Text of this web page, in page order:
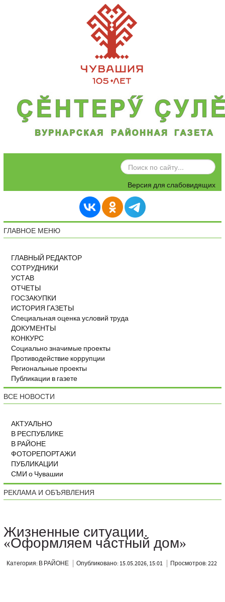
ИСКАТЬ...
Версия для слабовидящих
ГЛАВНОЕ МЕНЮ
ГЛАВНЫЙ РЕДАКТОР
СОТРУДНИКИ
УСТАВ
ОТЧЕТЫ
ГОСЗАКУПКИ
ИСТОРИЯ ГАЗЕТЫ
Специальная оценка условий труда
ДОКУМЕНТЫ
КОНКУРС
Социально значимые проекты
Противодействие коррупции
Региональные проекты
Публикации в газете
ВСЕ НОВОСТИ
АКТУАЛЬНО
В РЕСПУБЛИКЕ
В РАЙОНЕ
ФОТОРЕПОРТАЖИ
ПУБЛИКАЦИИ
СМИ о Чувашии
РЕКЛАМА И ОБЪЯВЛЕНИЯ
Жизненные ситуации.
«Оформляем частный дом»
Категория: В РАЙОНЕ Опубликовано: 15.05.2026, 15:01 Просмотров: 222